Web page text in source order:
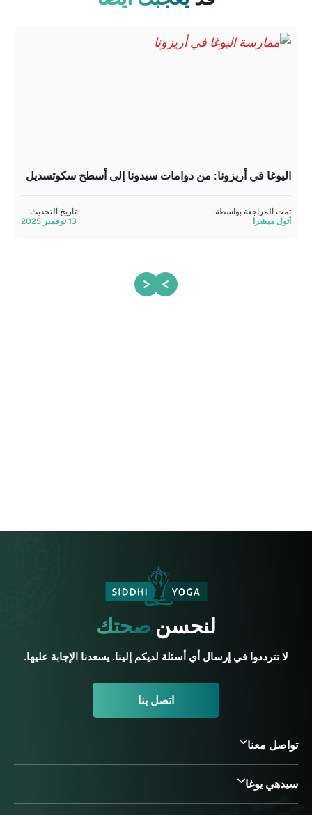
اليوغا في أريزونا: من دوامات سيدونا إلى أسطح سكوتسديل
تمت المراجعة بواسطة:
أتول ميشرا
تاريخ التحديث:
13 نوفمبر 2025
لنحسنصحتك
لا تترددوا في إرسال أي أسئلة لديكم إلينا. يسعدنا الإجابة عليها.
اتصل بنا
تواصل معنا
سيدهي يوغا